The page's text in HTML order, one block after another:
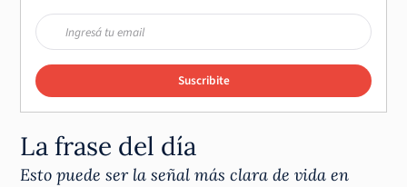
Suscribite
La frase del día
Esto puede ser la señal más clara de vida en